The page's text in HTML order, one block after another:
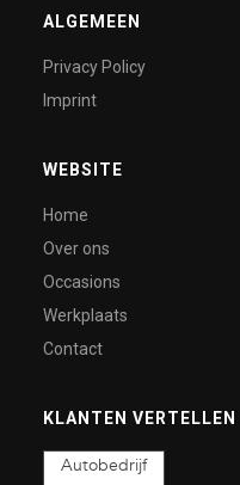
ALGEMEEN
Privacy Policy
Imprint
WEBSITE
Home
Over ons
Occasions
Werkplaats
Contact
KLANTEN VERTELLEN
Autobedrijf